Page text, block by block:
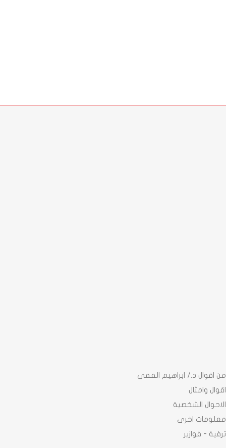
من اقوال د./ ابراهيم الفقى
اقوال وامثال
الاحوال الشخصية
معلومات اخرى
ترفية - فوازير